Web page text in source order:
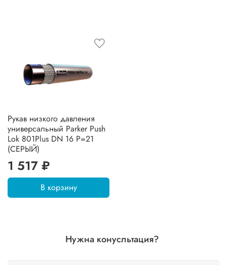
Рукав низкого давления
универсальный Parker Push
Lok 801Plus DN 16 P=21
(СЕРЫЙ)
1 517 ₽
В корзину
Нужна конусльтация?